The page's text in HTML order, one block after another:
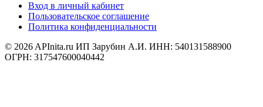
Вход в личный кабинет
Пользовательское соглашение
Политика конфиденциальности
© 2026 APInita.ru ИП Зарубин А.И. ИНН: 540131588900
ОГРН: 317547600040442